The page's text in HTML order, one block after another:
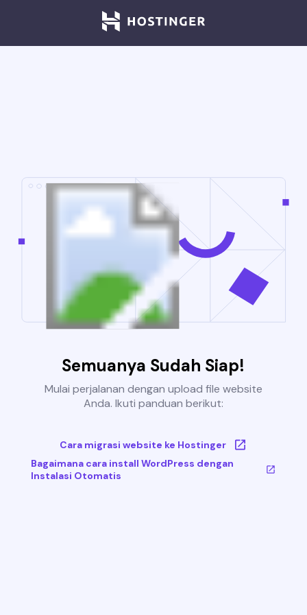
Semuanya Sudah Siap!
Mulai perjalanan dengan upload file website
Anda. Ikuti panduan berikut:
Cara migrasi website ke Hostinger
Bagaimana cara install WordPress dengan
Instalasi Otomatis